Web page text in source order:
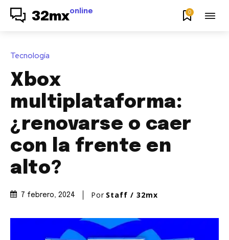
32mxonline 0
Tecnología
Xbox
multiplataforma:
¿renovarse o caer
con la frente en
alto?
7 febrero, 2024 Por Staff / 32mx